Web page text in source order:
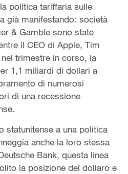
politica tariffaria sulle
già manifestando: società
& Gamble sono state
il CEO di Apple, Tim
trimestre in corso, la
1,1 miliardi di dollari a
di numerosi
di una recessione
statunitense a una politica
anche la loro stessa
Bank, questa linea
la posizione del dollaro e